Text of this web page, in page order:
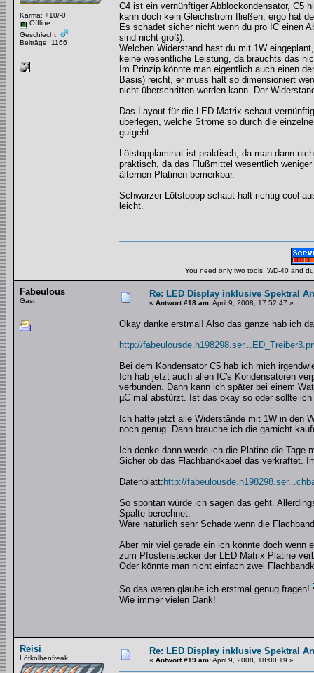
Karma: +10/-0
Offline
Geschlecht:
Beiträge: 1166
C4 ist ein vernünftiger Abblockondensator, C5
kann doch kein Gleichstrom fließen, ergo hat
Es schadet sicher nicht wenn du pro IC einen
sind nicht groß).
Welchen Widerstand hast du mit 1W
keine wesentliche Leistung, da brauchts das
Im Prinzip könnte man eigentlich auch einen
Basis) reicht, er muss halt so dimensioniert
nicht überschritten werden kann. Der
Das Layout für die LED-Matrix schaut
überlegen, welche Ströme so durch die
gutgeht.
Lötstopplaminat ist praktisch, da man dann
praktisch, da das Flußmittel wesentlich
älternen Platinen bemerkbar.
Schwarzer Lötstoppp schaut halt richtig cool
leicht.
You need only two tools. WD-40 and
Fabeulous
Gast
Re: LED Display inklusive Spektral
« Antwort #18 am:April 9, 2008, 17:52:47 »
Okay danke erstmal! Also das ganze hab ich
http://
Bei dem Kondensator C5 hab ich mich
Ich hab jetzt auch allen IC's Kondensatoren
verbunden. Dann kann ich später bei einem
µC mal abstürzt. Ist das okay so oder sollte
Ich hatte jetzt alle Widerstände mit 1W in den
noch genug. Dann brauche ich die garnicht
Ich denke dann werde ich die Platine die
Sicher ob das Flachbandkabel das verkraftet.
Datenblatt: http://
So spontan würde ich sagen das geht.
Spalte berechnet.
Wäre natürlich sehr Schade wenn die
Aber mir viel gerade ein ich könnte doch wenn
zum Pfostenstecker der LED Matrix Platine
Oder könnte man nicht einfach zwei
So das waren glaube ich erstmal genug fragen!
Wie immer vielen Dank!
Reisi
Lötkolbenfreak
Re: LED Display inklusive Spektral
« Antwort #19 am:April 9, 2008, 18:00:19 »